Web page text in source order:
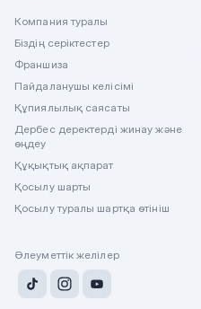
Компания туралы
Біздің серіктестер
Франшиза
Пайдаланушы келісімі
Құпиялылық саясаты
Дербес деректерді жинау және
өңдеу
Құқықтық ақпарат
Қосылу шарты
Қосылу туралы шартқа өтініш
Әлеуметтік желілер